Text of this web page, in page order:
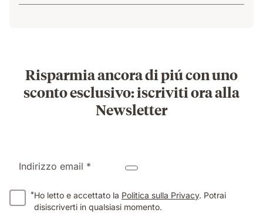
Risparmia ancora di piú con uno
sconto esclusivo: iscriviti ora alla
Newsletter
Indirizzo email *
*Ho letto e accettato la Politica sulla Privacy. Potrai
disiscriverti in qualsiasi momento.